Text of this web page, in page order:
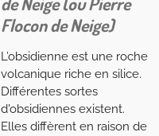
Flocon de Neige)
L’obsidienne est une roche
volcanique riche en silice.
Différentes sortes
d'obsidiennes existent.
Elles diffèrent en raison de